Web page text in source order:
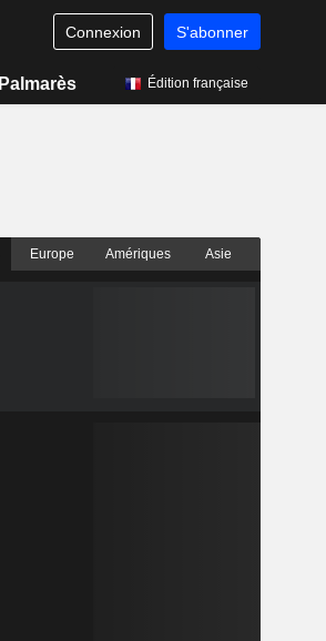
Connexion S'abonner
Palmarès Édition française
Europe Amériques Asie